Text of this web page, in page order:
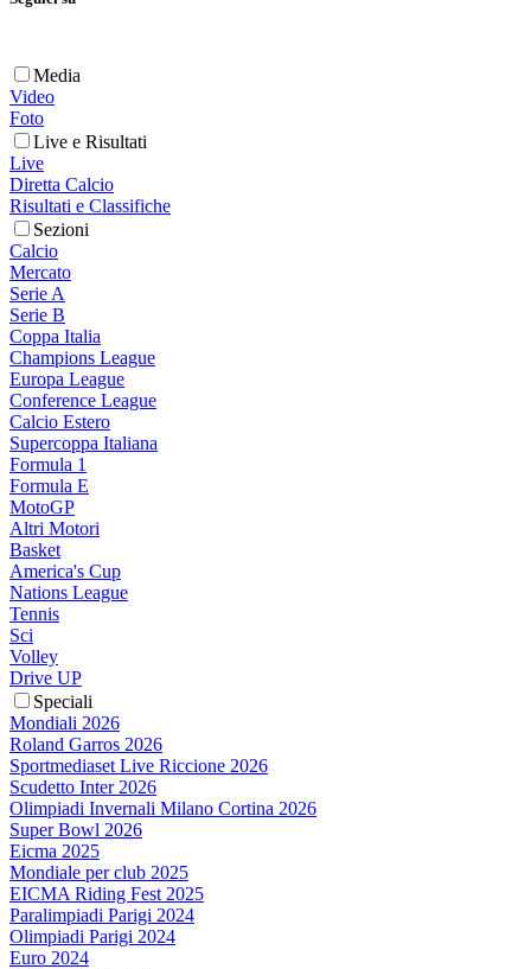
Media
Video
Foto
Live e Risultati
Live
Diretta Calcio
Risultati e Classifiche
Sezioni
Calcio
Mercato
Serie A
Serie B
Coppa Italia
Champions League
Europa League
Conference League
Calcio Estero
Supercoppa Italiana
Formula 1
Formula E
MotoGP
Altri Motori
Basket
America's Cup
Nations League
Tennis
Sci
Volley
Drive UP
Speciali
Mondiali 2026
Roland Garros 2026
Sportmediaset Live Riccione 2026
Scudetto Inter 2026
Olimpiadi Invernali Milano Cortina 2026
Super Bowl 2026
Eicma 2025
Mondiale per club 2025
EICMA Riding Fest 2025
Paralimpiadi Parigi 2024
Olimpiadi Parigi 2024
Euro 2024